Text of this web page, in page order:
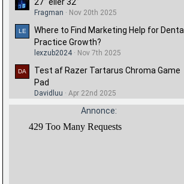
Fragman Nov 20th 2025
Where to Find Marketing Help for Dental
Practice Growth?
lexzub2024 Nov 7th 2025
Test af Razer Tartarus Chroma Game
Pad
Davidluu Apr 22nd 2025
Annonce: